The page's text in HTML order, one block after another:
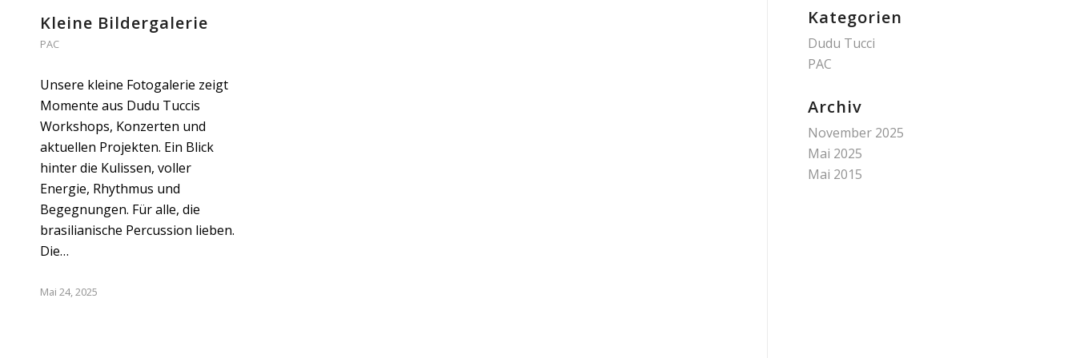
Kleine Bildergalerie
PAC
Unsere kleine Fotogalerie zeigt
Momente aus Dudu Tuccis
Workshops, Konzerten und
aktuellen Projekten. Ein Blick
hinter die Kulissen, voller
Energie, Rhythmus und
Begegnungen. Für alle, die
brasilianische Percussion lieben.
Die…
Mai 24, 2025
Kategorien
Dudu Tucci
PAC
Archiv
November 2025
Mai 2025
Mai 2015